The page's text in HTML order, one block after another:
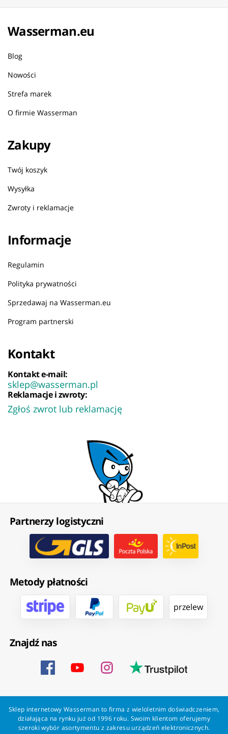
Wasserman.eu
Blog
Nowości
Strefa marek
O firmie Wasserman
Zakupy
Twój koszyk
Wysyłka
Zwroty i reklamacje
Informacje
Regulamin
Polityka prywatności
Sprzedawaj na Wasserman.eu
Program partnerski
Kontakt
Kontakt e-mail:
sklep@wasserman.pl
Reklamacje i zwroty:
Zgłoś zwrot lub reklamację
Partnerzy logistyczni
Metody płatności
przelew
Znajdź nas
Sklep internetowy Wasserman to firma z wieloletnim doświadczeniem,
działająca na rynku już od 1996 roku. Swoim klientom oferujemy
szeroki wybór asortymentu z zakresu urządzeń elektronicznych.